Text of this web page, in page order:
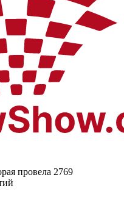
провела 2769